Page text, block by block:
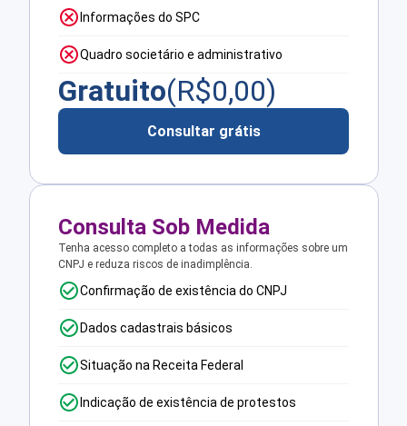
Informações do SPC
Quadro societário e administrativo
Gratuito(R$0,00)
Consultar grátis
Consulta Sob Medida
Tenha acesso completo a todas as informações sobre um
CNPJ e reduza riscos de inadimplência.
Confirmação de existência do CNPJ
Dados cadastrais básicos
Situação na Receita Federal
Indicação de existência de protestos